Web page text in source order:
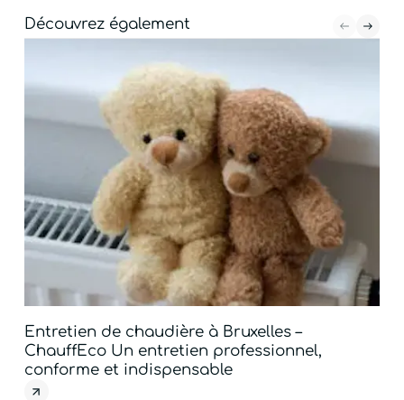
Découvrez également
Entretien de chaudière à Bruxelles –
ChauffEco Un entretien professionnel,
conforme et indispensable